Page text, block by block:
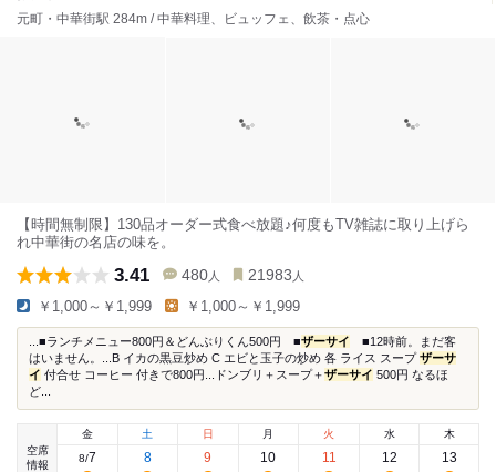
元町・中華街駅 284m / 中華料理、ビュッフェ、飲茶・点心
【時間無制限】130品オーダー式食べ放題♪何度もTV雑誌に取り上げら
れ中華街の名店の味を。
3.41 480 人 21983 人
￥1,000～￥1,999 ￥1,000～￥1,999
...■ランチメニュー800円＆どんぶりくん500円 ■ザーサイ ■12時前。まだ客
はいません。...B イカの黒豆炒め C エビと玉子の炒め 各 ライス スープ ザーサ
イ 付合せ コーヒー 付きで800円...ドンブリ＋スープ＋ザーサイ 500円 なるほ
ど...
空席
情報
金
8/7
土
8
日
9
月
10
火
11
水
12
木
13